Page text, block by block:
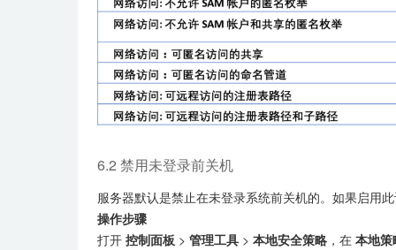
6.2 禁用未登录前关机
服务器默认是禁止在未登录系统前关机的。如果启用
操作步骤
打开 控制面板 > 管理工具 > 本地安全策略 ，在 本地策